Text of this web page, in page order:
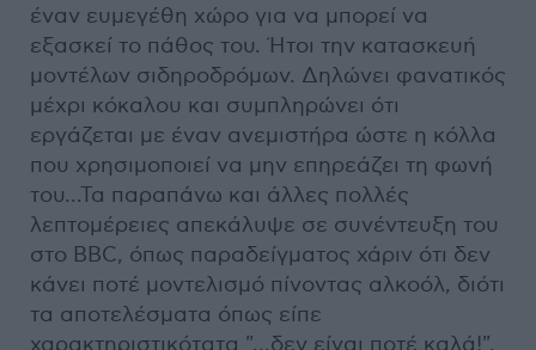
έναν ευμεγέθη χώρο για να μπορεί να
εξασκεί το πάθος του. Ήτοι την κατασκευή
μοντέλων σιδηροδρόμων. Δηλώνει φανατικός
μέχρι κόκαλου και συμπληρώνει ότι
εργάζεται με έναν ανεμιστήρα ώστε η κόλλα
που χρησιμοποιεί να μην επηρεάζει τη φωνή
του...Τα παραπάνω και άλλες πολλές
λεπτομέρειες απεκάλυψε σε συνέντευξη του
στο BBC, όπως παραδείγματος χάριν ότι δεν
κάνει ποτέ μοντελισμό πίνοντας αλκοόλ, διότι
τα αποτελέσματα όπως είπε
χαρακτηριστικότατα "...δεν είναι ποτέ καλά!".